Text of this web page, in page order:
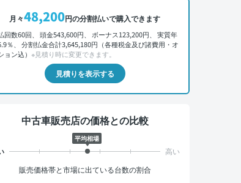
月々48,200円の分割払いで購入できます
回数60回、 頭金543,600円、 ボーナス123,200円、 実質年
％、 分割払金合計3,645,180円（各種税金及び諸費用・オ
ョン込） ※見積り時に変更できます。
見積りを表示する
中古車販売店の価格との比較
平均相場
販売価格帯と市場に出ている台数の割合